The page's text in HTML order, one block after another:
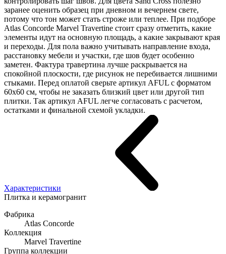
заранее оценить образец при дневном и вечернем свете,
потому что тон может стать строже или теплее. При подборе
Atlas Concorde Marvel Travertine стоит сразу отметить, какие
элементы идут на основную площадь, а какие закрывают края
и переходы. Для пола важно учитывать направление входа,
расстановку мебели и участки, где шов будет особенно
заметен. Фактура травертина лучше раскрывается на
спокойной плоскости, где рисунок не перебивается лишними
стыками. Перед оплатой сверьте артикул AFUL с форматом
60x60 см, чтобы не заказать близкий цвет или другой тип
плитки. Так артикул AFUL легче согласовать с расчетом,
остатками и финальной схемой укладки.
Характеристики
Плитка и керамогранит
Фабрика
Atlas Concorde
Коллекция
Marvel Travertine
Группа коллекции